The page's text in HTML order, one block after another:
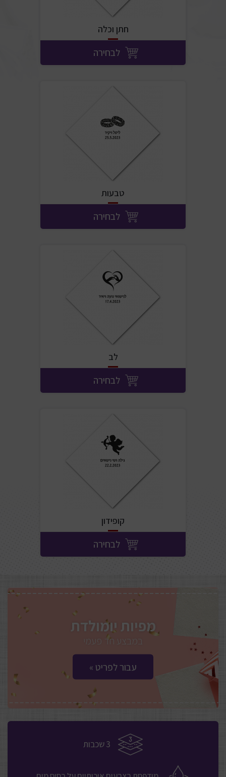
חתן וכלה
לבחירה
טבעות
לבחירה
לב
לבחירה
קופידון
לבחירה
מפיות יומולדת
במבצע חד פעמי
« עבור לפריט
3 שכבות